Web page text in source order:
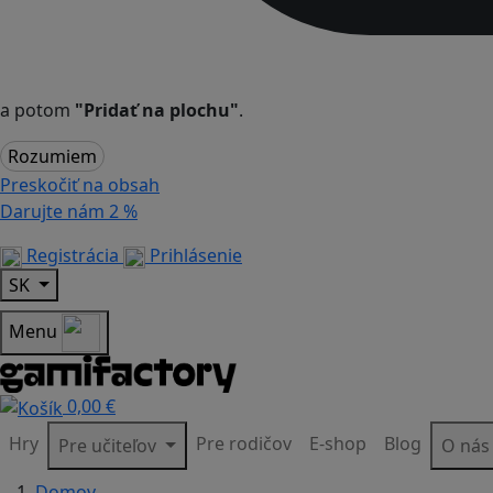
a potom "Pridať na plochu".
Rozumiem
Preskočiť na obsah
Darujte nám 2 %
Registrácia
Prihlásenie
SK
Menu
0,00 €
Hry
Pre učiteľov Pre rodičov E-shop Blog
O nás